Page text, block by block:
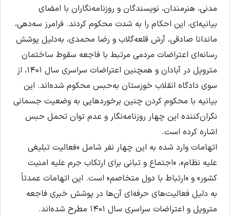
مدنی، هنرمندان، نویسندگان و روزنامه‌نگاران با امضای
بیانیه‌ای، این احکام را به شدت محکوم کردند. فرامرز سه‌دهی،
ماندانا صادقی، آرش قلعه‌گلاب و رضا محمدی، به‌دلیل پوشش
رسانه‌ای اعتراضات مردمی مرتبط با فاجعه سقوط ساختمان
متروپل در آبادان و همچنین اعتراضات سراسری سال ۱۴۰۱، از
سوی دادگاه انقلاب خوزستان به‌حبس محکوم شده‌اند. این
بیانیه با محکوم کردن چنین برخوردهایی به وضعیت جسمانی
نگران‌کننده این چهار روزنامه‌نگار و عدم توان تحمل حبس
اشاره کرده است.
اتهامات وارد شده به این چهار نفر شامل «فعالیت تبلیغی
علیه نظام»، «اجتماع و تبانی برای ارتکاب جرم علیه امنیت
کشور» و «ارتباط با دول متخاصم» است. این اتهامات عمدتاً
به دلیل فعالیت‌های حرفه‌ای آن‌ها در پوشش خبری فاجعه
متروپل و اعتراضات سراسری سال ۱۴۰۱ مطرح شده‌اند.